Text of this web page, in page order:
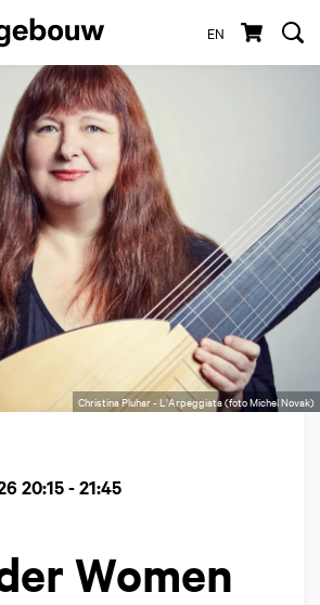
EN
Christina Pluhar - L'Arpeggiata (foto Michel Novak)
Women
20:15 - 21:45